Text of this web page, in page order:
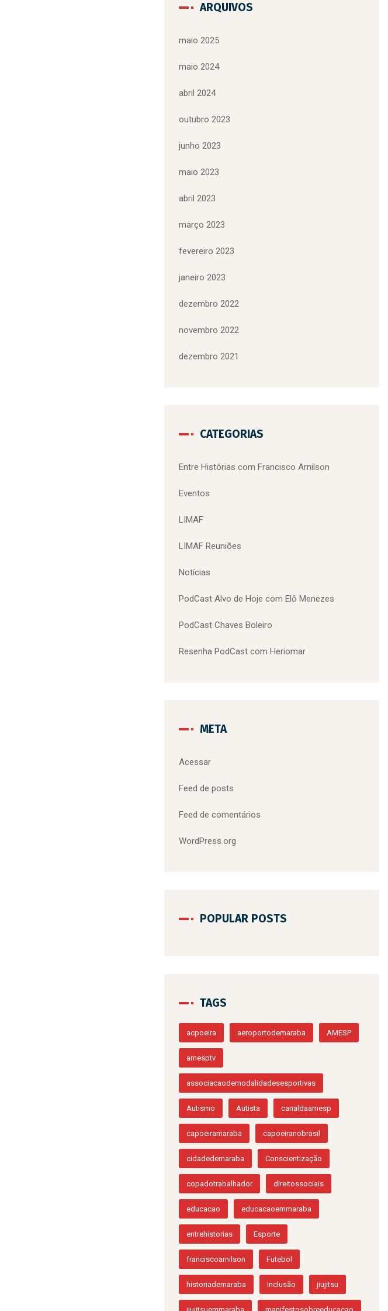
ARQUIVOS
maio 2025
maio 2024
abril 2024
outubro 2023
junho 2023
maio 2023
abril 2023
março 2023
fevereiro 2023
janeiro 2023
dezembro 2022
novembro 2022
dezembro 2021
CATEGORIAS
Entre Histórias com Francisco Arnilson
Eventos
LIMAF
LIMAF Reuniões
Notícias
PodCast Alvo de Hoje com Elô Menezes
PodCast Chaves Boleiro
Resenha PodCast com Heriomar
META
Acessar
Feed de posts
Feed de comentários
WordPress.org
POPULAR POSTS
TAGS
acpoeira aeroportodemaraba AMESP
amesptv
associacaodemodalidadesesportivas
Autismo Autista canaldaamesp
capoeiramaraba capoeiranobrasil
cidadedemaraba Conscientização
copadotrabalhador direitossociais
educacao educacaoemmaraba
entrehistorias Esporte
franciscoarnilson Futebol
historiademaraba Inclusão jiujitsu